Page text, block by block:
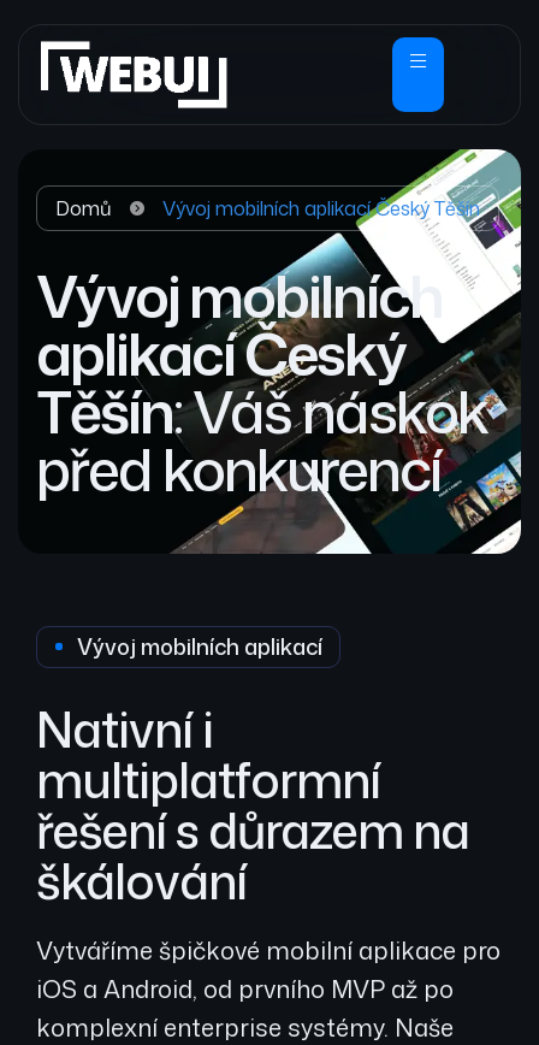
Domů Vývoj mobilních aplikací Český Těšín
Vývoj mobilních
aplikací Český
Těšín: Váš náskok
před konkurencí
Vývoj mobilních aplikací
Nativní i
multiplatformní
řešení s důrazem na
škálování
Vytváříme špičkové mobilní aplikace pro
iOS a Android, od prvního MVP až po
komplexní enterprise systémy. Naše